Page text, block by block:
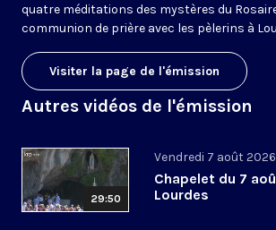
quatre méditations des mystères du
communion de prière avec les pèlerins à
Visiter la page de l'émission
Autres vidéos de l'émission
29:50
Vendredi 7 août 2026
Chapelet du 7
Lourdes